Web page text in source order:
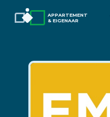
APPARTEMENT
& EIGENAAR